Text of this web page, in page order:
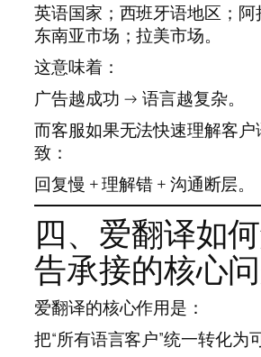
英语国家；西班牙语地区；阿
东南亚市场；拉美市场。
这意味着：
广告越成功 → 语言越复杂。
而客服如果无法快速理解客户
致：
回复慢 + 理解错 + 沟通断层。
四、爱翻译如
告承接的核心
爱翻译的核心作用是：
把“所有语言客户”统一转化为